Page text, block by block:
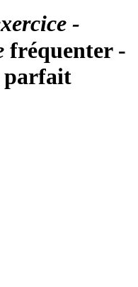
-
fréquenter -
parfait